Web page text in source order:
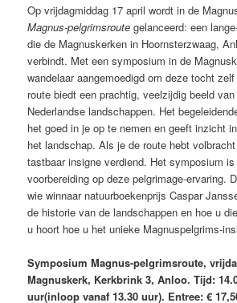
Op vrijdagmiddag 17 april wordt in de
Magnus-pelgrimsroutegelanceerd: een
die de Magnuskerken in Hoornsterzwaag,
verbindt. Met een symposium in de
wandelaar aangemoedigd om deze tocht
route biedt een prachtig, veelzijdig beeld
Nederlandse landschappen. Het
het goed in je op te nemen en geeft inzicht
het landschap. Als je de route hebt
tastbaar insigne verdiend. Het symposium
voorbereiding op deze pelgrimage-ervaring.
wie winnaar natuurboekenprijs Caspar
de historie van de landschappen en hoe u
u hoort hoe u het unieke Magnuspelgrims-
Symposium Magnus-pelgrimsroute,
Magnuskerk, Kerkbrink 3, Anloo. Tijd:
uur(inloop vanaf 13.30 uur). Entree: €